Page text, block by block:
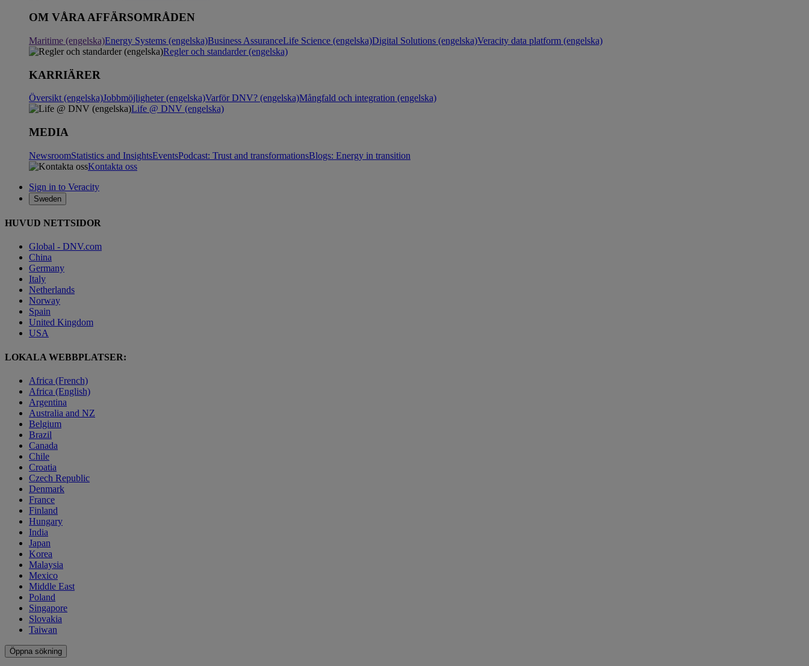
OM VÅRA AFFÄRSOMRÅDEN
Maritime (engelska)Energy Systems (engelska)Business AssuranceLife Science (engelska)Digital Solutions (engelska)Veracity data platform (engelska)
Regler och standarder (engelska)
KARRIÄRER
Översikt (engelska)Jobbmöjligheter (engelska)Varför DNV? (engelska)Mångfald och integration (engelska)
Life @ DNV (engelska)
MEDIA
NewsroomStatistics and InsightsEventsPodcast: Trust and transformationsBlogs: Energy in transition
Kontakta oss
Sign in to Veracity
Sweden
HUVUD NETTSIDOR
Global - DNV.com
China
Germany
Italy
Netherlands
Norway
Spain
United Kingdom
USA
LOKALA WEBBPLATSER:
Africa (French)
Africa (English)
Argentina
Australia and NZ
Belgium
Brazil
Canada
Chile
Croatia
Czech Republic
Denmark
France
Finland
Hungary
India
Japan
Korea
Malaysia
Mexico
Middle East
Poland
Singapore
Slovakia
Taiwan
Öppna sökning